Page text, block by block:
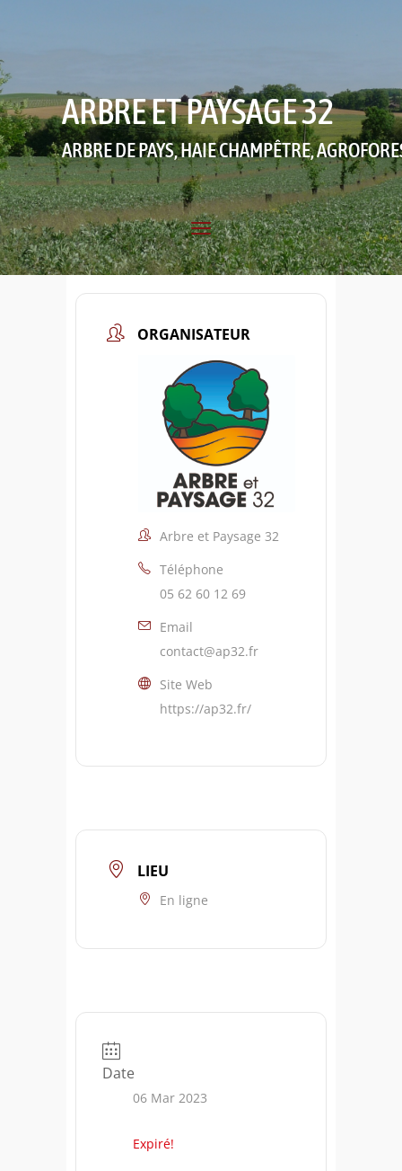
ARBRE ET PAYSAGE 32
ARBRE DE PAYS, HAIE CHAMPÊTRE,
ORGANISATEUR
Arbre et Paysage 32
Téléphone
05 62 60 12 69
Email
contact@ap32.fr
Site Web
https://ap32.fr/
LIEU
En ligne
Date
06 Mar 2023
Expiré!